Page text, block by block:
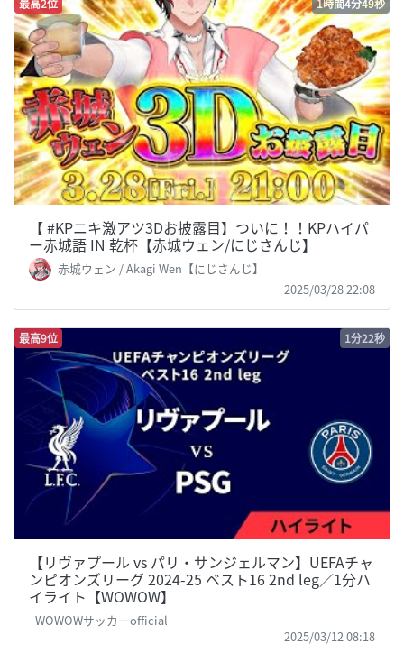
最高2位 1時間4分49秒
【 #KPニキ激アツ3Dお披露目】ついに！！KPハイパ
ー赤城語 IN 乾杯【赤城ウェン/にじさんじ】
赤城ウェン / Akagi Wen【にじさんじ】
2025/03/28 22:08
最高9位 1分22秒
【リヴァプール vs パリ・サンジェルマン】UEFAチャ
ンピオンズリーグ 2024-25 ベスト16 2nd leg／1分ハ
イライト【WOWOW】
WOWOWサッカーofficial
2025/03/12 08:18